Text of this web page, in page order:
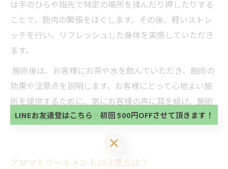
は手のひらや指先で特定の場所を揉んだり押したりする
ことで、筋肉の緊張をほぐします。その後、軽いストレ
ッチを行い、リフレッシュした身体を実感していただき
ます。
施術後は、お客様にお茶や水を飲んでいただき、施術の
効果や注意点を説明します。お客様にとって心地よい施
術を提供するために、常にお客様の声に耳を傾け、施術
の質の向上に取り組んでいます。
アロマトリートメントの注意点は？
当サロンの公式LINE@にお友達登録頂いたお客様は
初回 500円OFFさせて頂きます。 既に 追加済の
方、不必要な方 お手数ですが、✖印でお閉じ下さ
い。
LINEお友達登はこちら 初回 500円OFFさせて頂きます！
当サロンの公式LINE@にお友達登録頂いたお客様は
初回 500円OFFさせて頂きます。 既に 追加済の
方、不必要な方 お手数ですが、✖印でお閉じ下さ
い。
LINEお友達登はこちら 初回 500円OFFさせて頂きます！